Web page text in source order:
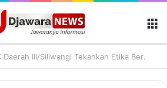
Ketua Persit KCK Daerah III/Siliwangi Tekankan Etika Bermedia Sosial dan Penguatan Peran Keluarga